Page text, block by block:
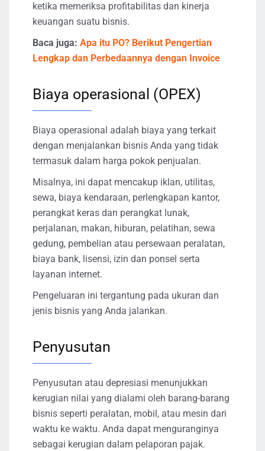
ketika memeriksa profitabilitas dan kinerja
keuangan suatu bisnis.
Baca juga: Apa itu PO? Berikut Pengertian
Lengkap dan Perbedaannya dengan Invoice
Biaya operasional (OPEX)
Biaya operasional adalah biaya yang terkait
dengan menjalankan bisnis Anda yang tidak
termasuk dalam harga pokok penjualan.
Misalnya, ini dapat mencakup iklan, utilitas,
sewa, biaya kendaraan, perlengkapan kantor,
perangkat keras dan perangkat lunak,
perjalanan, makan, hiburan, pelatihan, sewa
gedung, pembelian atau persewaan peralatan,
biaya bank, lisensi, izin dan ponsel serta
layanan internet.
Pengeluaran ini tergantung pada ukuran dan
jenis bisnis yang Anda jalankan.
Penyusutan
Penyusutan atau depresiasi menunjukkan
kerugian nilai yang dialami oleh barang-barang
bisnis seperti peralatan, mobil, atau mesin dari
waktu ke waktu. Anda dapat menguranginya
sebagai kerugian dalam pelaporan pajak.